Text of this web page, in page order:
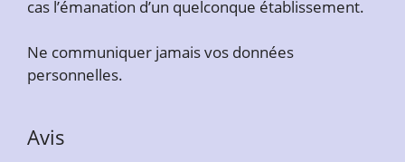
cas l’émanation d’un quelconque établissement.
Ne communiquer jamais vos données
personnelles.
Avis